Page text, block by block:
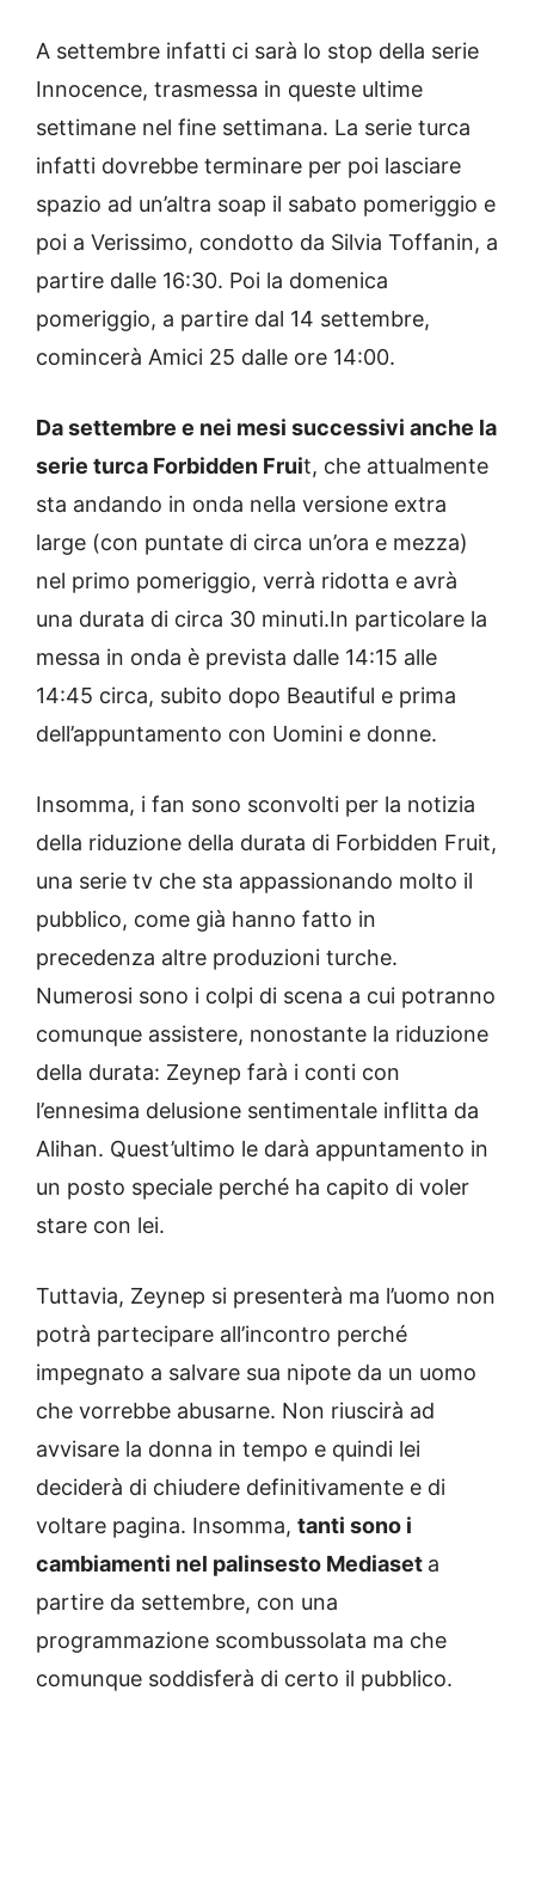
A settembre infatti ci sarà lo stop della serie
Innocence, trasmessa in queste ultime
settimane nel fine settimana. La serie turca
infatti dovrebbe terminare per poi lasciare
spazio ad un’altra soap il sabato pomeriggio e
poi a Verissimo, condotto da Silvia Toffanin, a
partire dalle 16:30. Poi la domenica
pomeriggio, a partire dal 14 settembre,
comincerà Amici 25 dalle ore 14:00.
Da settembre e nei mesi successivi anche la
serie turca Forbidden Fruit, che attualmente
sta andando in onda nella versione extra
large (con puntate di circa un’ora e mezza)
nel primo pomeriggio, verrà ridotta e avrà
una durata di circa 30 minuti.In particolare la
messa in onda è prevista dalle 14:15 alle
14:45 circa, subito dopo Beautiful e prima
dell’appuntamento con Uomini e donne.
Insomma, i fan sono sconvolti per la notizia
della riduzione della durata di Forbidden Fruit,
una serie tv che sta appassionando molto il
pubblico, come già hanno fatto in
precedenza altre produzioni turche.
Numerosi sono i colpi di scena a cui potranno
comunque assistere, nonostante la riduzione
della durata: Zeynep farà i conti con
l’ennesima delusione sentimentale inflitta da
Alihan. Quest’ultimo le darà appuntamento in
un posto speciale perché ha capito di voler
stare con lei.
Tuttavia, Zeynep si presenterà ma l’uomo non
potrà partecipare all’incontro perché
impegnato a salvare sua nipote da un uomo
che vorrebbe abusarne. Non riuscirà ad
avvisare la donna in tempo e quindi lei
deciderà di chiudere definitivamente e di
voltare pagina. Insomma, tanti sono i
cambiamenti nel palinsesto Mediaset a
partire da settembre, con una
programmazione scombussolata ma che
comunque soddisferà di certo il pubblico.